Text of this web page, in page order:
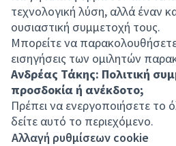
τεχνολογική λύση, αλλά έναν
ουσιαστική συμμετοχή τους.
Μπορείτε να
εισηγήσεις των ομιλητών
Ανδρέας Τάκης: Πολιτική
προσδοκία ή ανέκδοτο;
Πρέπει να ενεργοποιήσετε το
δείτε αυτό το περιεχόμενο.
Αλλαγή ρυθμίσεων cookie